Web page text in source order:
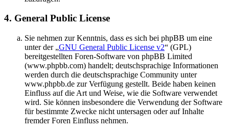
4. General Public License
Sie nehmen zur Kenntnis, dass es sich bei phpBB um eine
unter der „GNU General Public License v2“ (GPL)
bereitgestellten Foren-Software von phpBB Limited
(www.phpbb.com) handelt; deutschsprachige Informationen
werden durch die deutschsprachige Community unter
www.phpbb.de zur Verfügung gestellt. Beide haben keinen
Einfluss auf die Art und Weise, wie die Software verwendet
wird. Sie können insbesondere die Verwendung der Software
für bestimmte Zwecke nicht untersagen oder auf Inhalte
fremder Foren Einfluss nehmen.